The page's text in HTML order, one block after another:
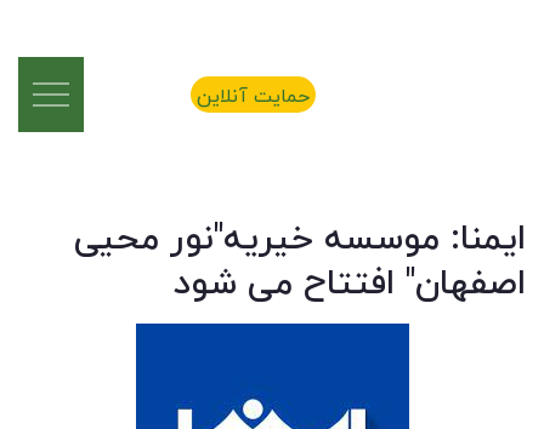
حمایت آنلاین
ایمنا: موسسه خیریه"نور محیی
اصفهان" افتتاح می شود